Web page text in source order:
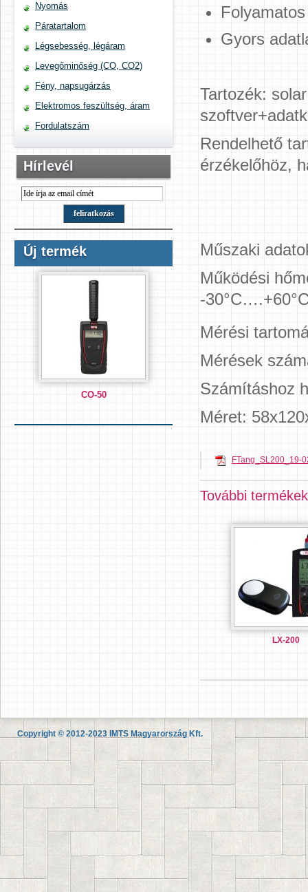
Nyomás
Páratartalom
Légsebesség, légáram
Levegőminőség (CO, CO2)
Fény, napsugárzás
Elektromos feszültség, áram
Fordulatszám
Hírlevél
Új termék
CO-50
Gyors
Tartozék:
Rendelhető
érzékelőhöz,
Műszaki
Működési
-
Mérési
Mérések
Számításhoz
Méret:
FTang_SL200_19-
További
LX-200
Copyright © 2012-2023 IMTS Magyarország Kft.